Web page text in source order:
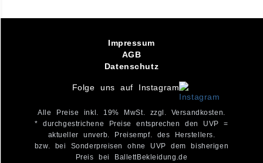
Widerrufsbelehrung
Produkte
Ballettanzug
Ballettschläppchen
Spitzenschuhe